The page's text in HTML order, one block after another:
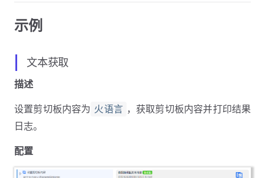
示例
文本获取
描述
设置剪切板内容为 火语言 ，获取剪切板内容并打印结果
日志。
配置